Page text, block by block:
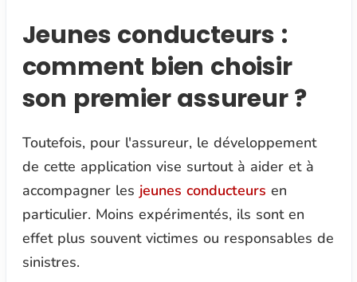
Jeunes conducteurs :
comment bien choisir
son premier assureur ?
Toutefois, pour l'assureur, le développement
de cette application vise surtout à aider et à
accompagner les jeunes conducteurs en
particulier. Moins expérimentés, ils sont en
effet plus souvent victimes ou responsables de
sinistres.